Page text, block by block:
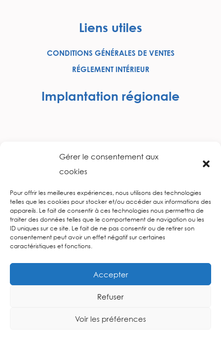
Gérer le consentement aux
cookies
Pour offrir les meilleures expériences, nous utilisons des technologies
telles que les cookies pour stocker et/ou accéder aux informations des
appareils. Le fait de consentir à ces technologies nous permettra de
traiter des données telles que le comportement de navigation ou les
ID uniques sur ce site. Le fait de ne pas consentir ou de retirer son
consentement peut avoir un effet négatif sur certaines
caractéristiques et fonctions.
Accepter
Refuser
Voir les préférences
Liens utiles
CONDITIONS GÉNÉRALES DE VENTES
RÉGLEMENT INTÉRIEUR
Implantation régionale
Retrouvez-nous sur les réseaux sociaux